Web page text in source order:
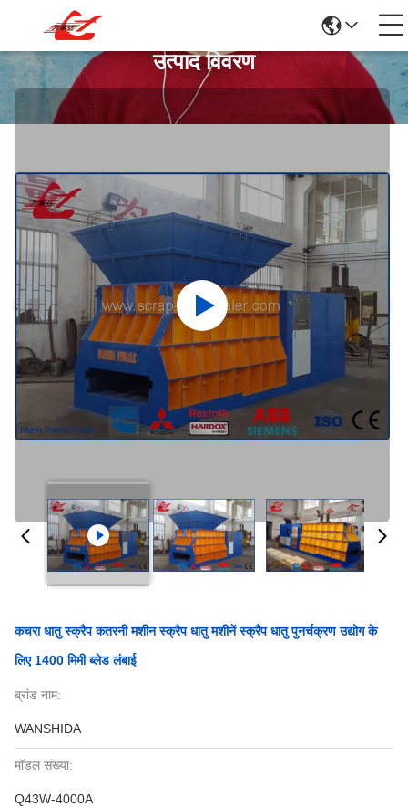
उत्पाद विवरण
कचरा धातु स्क्रैप कतरनी मशीन स्क्रैप धातु मशीनें स्क्रैप धातु पुनर्चक्रण उद्योग के
लिए 1400 मिमी ब्लेड लंबाई
ब्रांड नाम:
WANSHIDA
मॉडल संख्या:
Q43W-4000A